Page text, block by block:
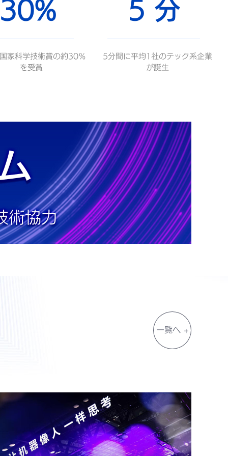
家科学技術賞の約30％
を受賞
5 分
5分間に平均1社のテック系企業
が誕生
一覧へ +